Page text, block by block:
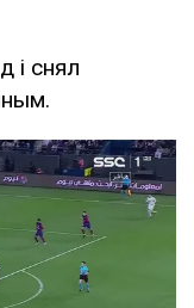
і снял